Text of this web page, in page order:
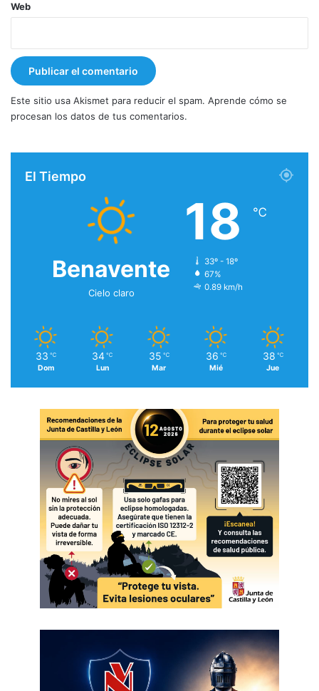
Web
Este sitio usa Akismet para reducir el spam. Aprende cómo se
procesan los datos de tus comentarios.
El Tiempo
Benavente
Cielo claro
18 ℃
33º - 18º
67%
0.89 km/h
33 ℃
Dom
34 ℃
Lun
35 ℃
Mar
36 ℃
Mié
38 ℃
Jue